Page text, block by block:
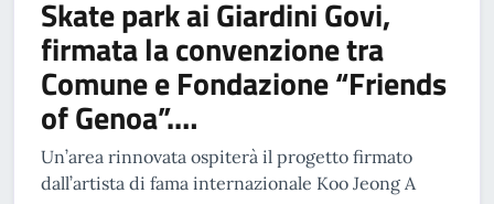
Skate park ai Giardini Govi,
firmata la convenzione tra
Comune e Fondazione “Friends
of Genoa”.…
Un’area rinnovata ospiterà il progetto firmato
dall’artista di fama internazionale Koo Jeong A